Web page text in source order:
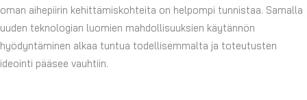
oman aihepiirin kehittämiskohteita on helpompi tunnistaa. Samalla
uuden teknologian luomien mahdollisuuksien käytännön
hyödyntäminen alkaa tuntua todellisemmalta ja toteutusten
ideointi pääsee vauhtiin.